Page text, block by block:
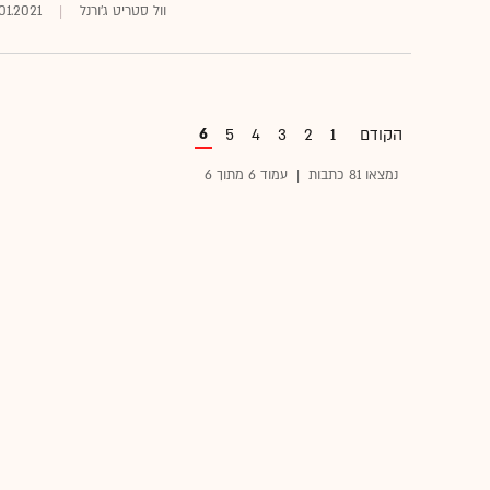
וול סטריט ג'ורנל
הקודם 1
2
3
4
5
6
נמצאו 81 כתבות | עמוד 6 מתוך 6